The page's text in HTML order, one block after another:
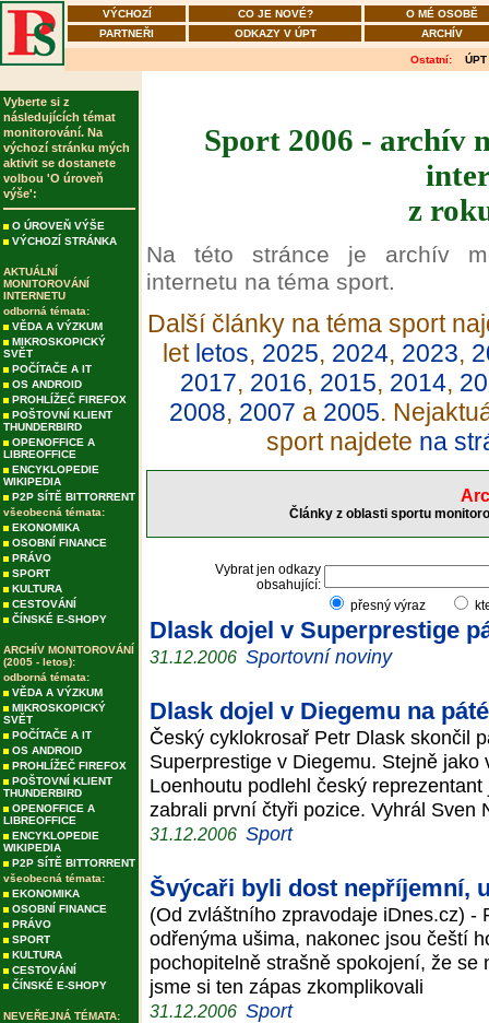
VÝCHOZÍ CO JE NOVÉ?
O MÉ OSOBĚ
PARTNEŘI
ODKAZY V ÚPT ARCHÍV
Ostatní: ÚPT
Vyberte si z
následujících témat
monitorování. Na
výchozí stránku mých
aktivit se dostanete
volbou 'O úroveň
výše':
O ÚROVEŇ VÝŠE
VÝCHOZÍ STRÁNKA
AKTUÁLNÍ
MONITOROVÁNÍ
INTERNETU
odborná témata:
VĚDA A VÝZKUM
MIKROSKOPICKÝ
SVĚT
POČÍTAČE A IT
OS ANDROID
PROHLÍŽEČ FIREFOX
POŠTOVNÍ KLIENT
THUNDERBIRD
OPENOFFICE A
LIBREOFFICE
ENCYKLOPEDIE
WIKIPEDIA
P2P SÍTĚ BITTORRENT
všeobecná témata:
EKONOMIKA
OSOBNÍ FINANCE
PRÁVO
SPORT
KULTURA
CESTOVÁNÍ
ČÍNSKÉ E-SHOPY
ARCHÍV MONITOROVÁNÍ
(2005 - letos):
odborná témata:
VĚDA A VÝZKUM
MIKROSKOPICKÝ
SVĚT
POČÍTAČE A IT
OS ANDROID
PROHLÍŽEČ FIREFOX
POŠTOVNÍ KLIENT
THUNDERBIRD
OPENOFFICE A
LIBREOFFICE
ENCYKLOPEDIE
WIKIPEDIA
P2P SÍTĚ BITTORRENT
všeobecná témata:
EKONOMIKA
OSOBNÍ FINANCE
PRÁVO
SPORT
KULTURA
CESTOVÁNÍ
ČÍNSKÉ E-SHOPY
NEVEŘEJNÁ TÉMATA:
Sport 2006 - archív
z
Na této stránce je archív
internetu na téma sport.
Další články na téma sport
let letos, 2025, 2024, 2023,
2017, 2016, 2015, 2014,
2008, 2007 a 2005.
sport najdete na
Články z oblasti sportu
Vybrat jen odkazy
obsahující:
přesný výraz
Dlask dojel v Superprestige
31.12.2006 Sportovní noviny
Dlask dojel v Diegemu na
Český cyklokrosař Petr Dlask skončil
Superprestige v Diegemu. Stejně
Loenhoutu podlehl český
zabrali první čtyři pozice. Vyhrál Sven
31.12.2006 Sport
Švýcaři byli dost nepříjemní,
(Od zvláštního zpravodaje iDnes.cz) -
odřenýma ušima, nakonec jsou čeští
pochopitelně strašně spokojení, že
jsme si ten zápas zkomplikovali
31.12.2006 Sport